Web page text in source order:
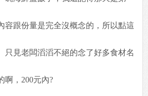
容跟份量是完全沒概念的，所以點這
只見老闆滔滔不絕的念了好多食材名
啊，200元內?